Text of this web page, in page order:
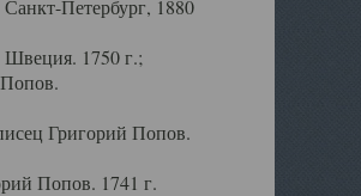
Петербург, 1880
1750 г.;
Григорий Попов.
Попов. 1741 г.